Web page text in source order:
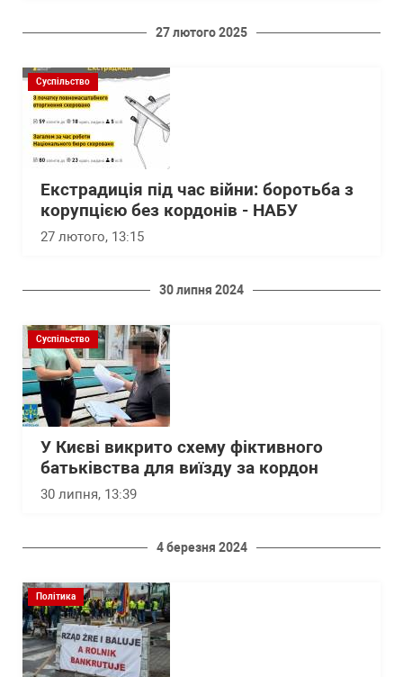
27 лютого 2025
Суспільство
Екстрадиція під час війни: боротьба з
корупцією без кордонів - НАБУ
27 лютого, 13:15
30 липня 2024
Суспільство
У Києві викрито схему фіктивного
батьківства для виїзду за кордон
30 липня, 13:39
4 березня 2024
Політика